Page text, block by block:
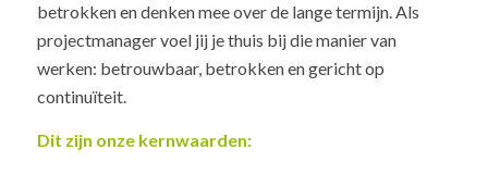
betrokken en denken mee over de lange termijn. Als
projectmanager voel jij je thuis bij die manier van
werken: betrouwbaar, betrokken en gericht op
continuïteit.
Dit zijn onze kernwaarden: